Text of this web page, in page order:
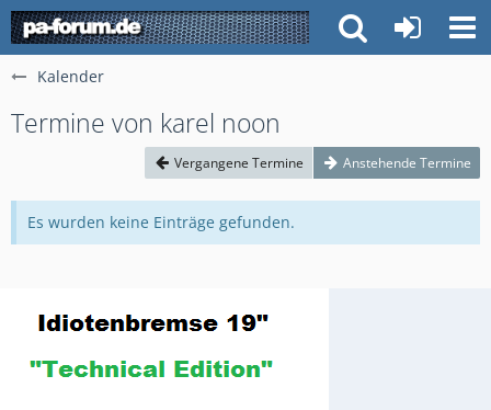
Kalender
Termine von karel noon
Vergangene Termine Anstehende Termine
Es wurden keine Einträge gefunden.